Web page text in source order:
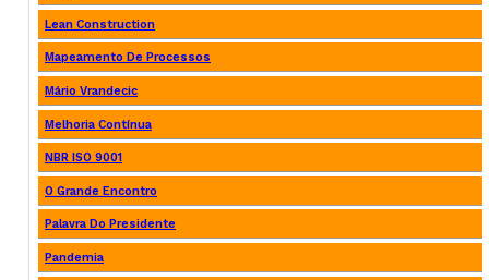
Lean Construction
Mapeamento De Processos
Mário Vrandecic
Melhoria Contínua
NBR ISO 9001
O Grande Encontro
Palavra Do Presidente
Pandemia